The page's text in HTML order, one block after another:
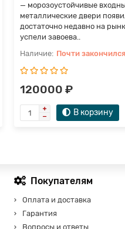
— морозоустойчивые
металлические двери
достаточно недавно на
успели завоева..
Почти закончился
120000 ₽
В корзину
Покупателям
Оплата и доставка
Гарантия
Вопросы и ответы